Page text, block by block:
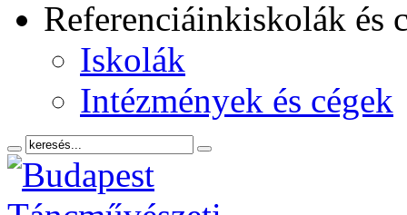
Referenciáinkiskolák és
Iskolák
Intézmények és cégek